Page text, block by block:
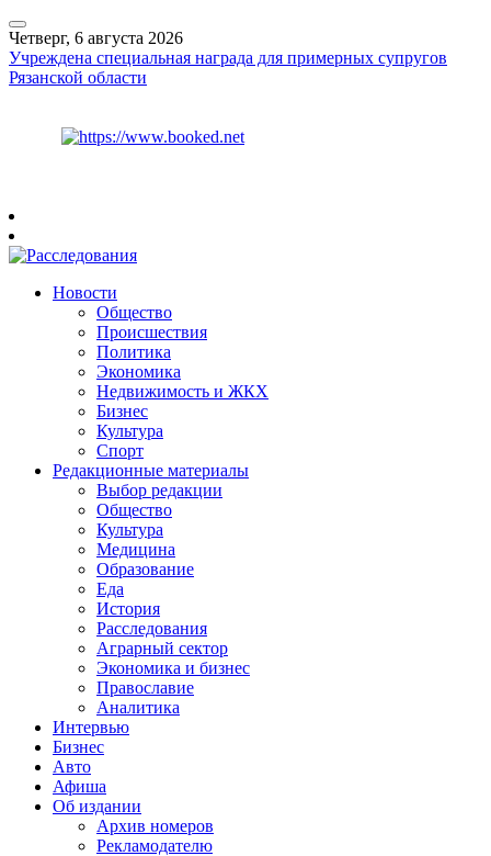
Четверг, 6 августа 2026
Учреждена специальная награда для примерных супругов
Рязанской области
Новости
Общество
Происшествия
Политика
Экономика
Недвижимость и ЖКХ
Бизнес
Культура
Спорт
Редакционные материалы
Выбор редакции
Общество
Культура
Медицина
Образование
Еда
История
Расследования
Аграрный сектор
Экономика и бизнес
Православие
Аналитика
Интервью
Бизнес
Авто
Афиша
Об издании
Архив номеров
Рекламодателю